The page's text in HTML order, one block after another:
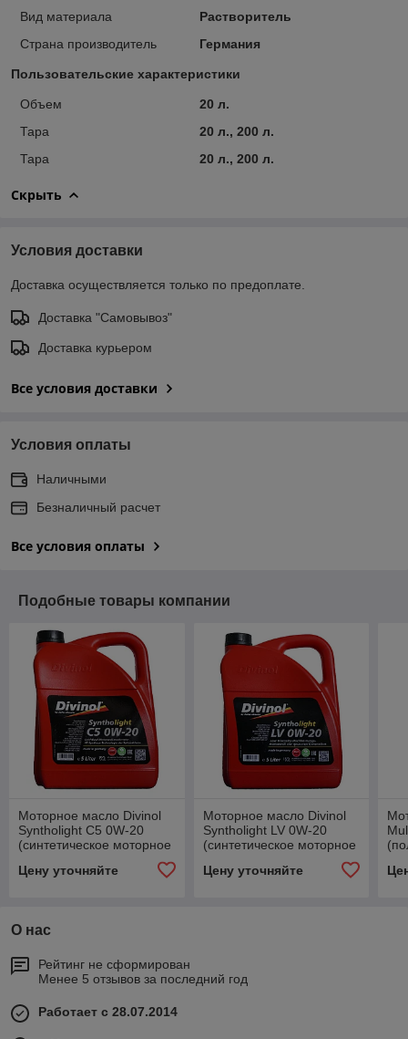
Вид материала
Растворитель
Страна производитель
Германия
Пользовательские характеристики
Объем
20 л.
Тара
20 л., 200 л.
Тара
20 л., 200 л.
Скрыть
Условия доставки
Доставка осуществляется только по предоплате.
Доставка "Самовывоз"
Доставка курьером
Все условия доставки
Условия оплаты
Наличными
Безналичный расчет
Все условия оплаты
Подобные товары компании
Моторное масло Divinol
Syntholight С5 0W-20
(синтетическое моторное
Цену уточняйте
Моторное масло Divinol
Syntholight LV 0W-20
(синтетическое моторное
Цену уточняйте
20
О нас
Рейтинг не сформирован
Менее 5 отзывов за последний год
Работает с 28.07.2014